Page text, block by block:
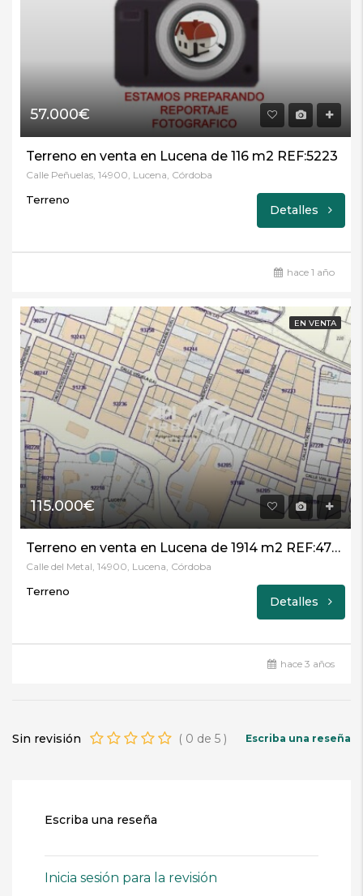
57.000€
Terreno en venta en Lucena de 116 m2 REF:5223
Calle Peñuelas, 14900, Lucena, Córdoba
Terreno
Detalles
hace 1 año
EN VENTA
115.000€
Terreno en venta en Lucena de 1914 m2 REF:4720
Calle del Metal, 14900, Lucena, Córdoba
Terreno
Detalles
hace 3 años
Sin revisión ( 0 de 5 ) Escriba una reseña
Escriba una reseña
Inicia sesión para la revisión